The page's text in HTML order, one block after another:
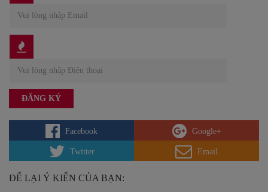
Facebook Google+
Twitter Email
ĐỂ LẠI Ý KIẾN CỦA BẠN: